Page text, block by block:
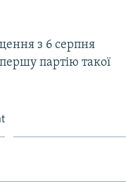
з 6 серпня
партію такої